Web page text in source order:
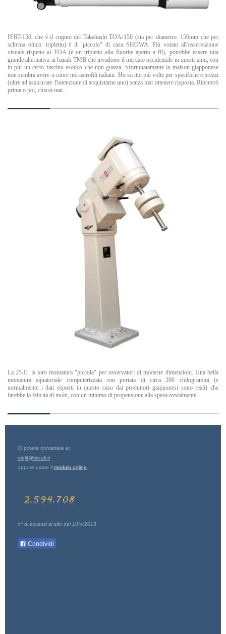
l'FRT-150, che è il cugino del Takahashi TOA-150 (sia per diametro: 150mm che per
schema ottico: tripletto) è il "piccolo" di casa SHOWA. Più votato all'osservazione
visuale rispetto al TOA (è un tripletto alla fluorite aperto a f8), potrebbe essere una
grande alternativa ai banali TMB che invadono il mercato occidentale in questi anni, con
in più un certo fascino esotico che non guasta. Sfortunatamente la maison giapponese
non sembra avere a cuore noi astrofili italiani. Ho scritto più volte per specifiche e prezzi
(oltre ad assicurare l'intenzione di acquistarne uno) senza mai ottenere risposta. Ritenterò
prima o poi, chissà mai...
La 25-E, la loro montatura "piccola" per osservatori di modeste dimensioni. Una bella
montatura equatoriale computerizzata con portata di circa 200 chilogrammi (e
normalmente i dati esposti in questo caso dai produttori giapponesi sono reali) che
farebbe la felicità di molti, con un minimo di propensione alla spesa ovviamente.
Ci potete contattare a:
diglit@tiscali.it
oppure usare il modulo online
n° di accessi al sito dal 10/4/2013
Condividi